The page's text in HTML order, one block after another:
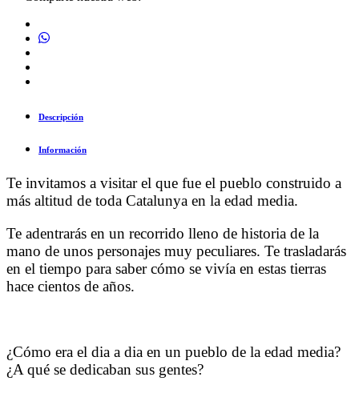
Descripción
Información
Te invitamos a visitar el que fue el pueblo construido a
más altitud de toda Catalunya en la edad media.
Te adentrarás en un recorrido lleno de historia de la
mano de unos personajes muy peculiares. Te trasladarás
en el tiempo para saber cómo se vivía en estas tierras
hace cientos de años.
¿Cómo era el dia a dia en un pueblo de la edad media?
¿A qué se dedicaban sus gentes?